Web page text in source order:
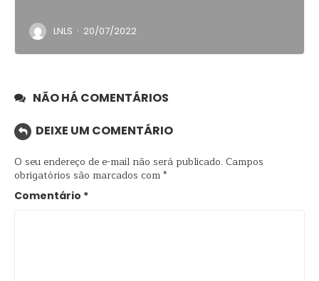
LNLS · 20/07/2022
NÃO HÁ COMENTÁRIOS
DEIXE UM COMENTÁRIO
O seu endereço de e-mail não será publicado. Campos
obrigatórios são marcados com*
Comentário *